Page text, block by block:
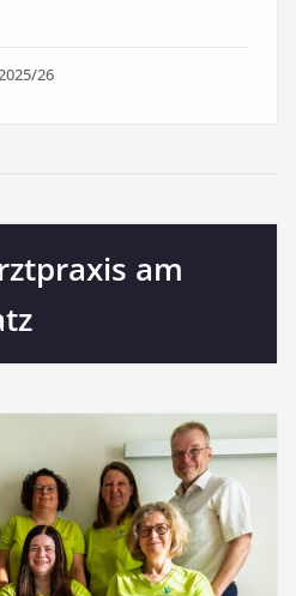
26
am